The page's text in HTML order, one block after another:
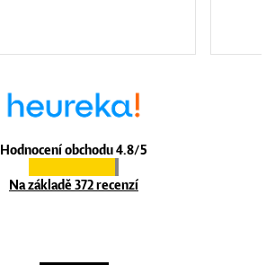
Hodnocení obchodu 4.8/5
Na základě 372 recenzí